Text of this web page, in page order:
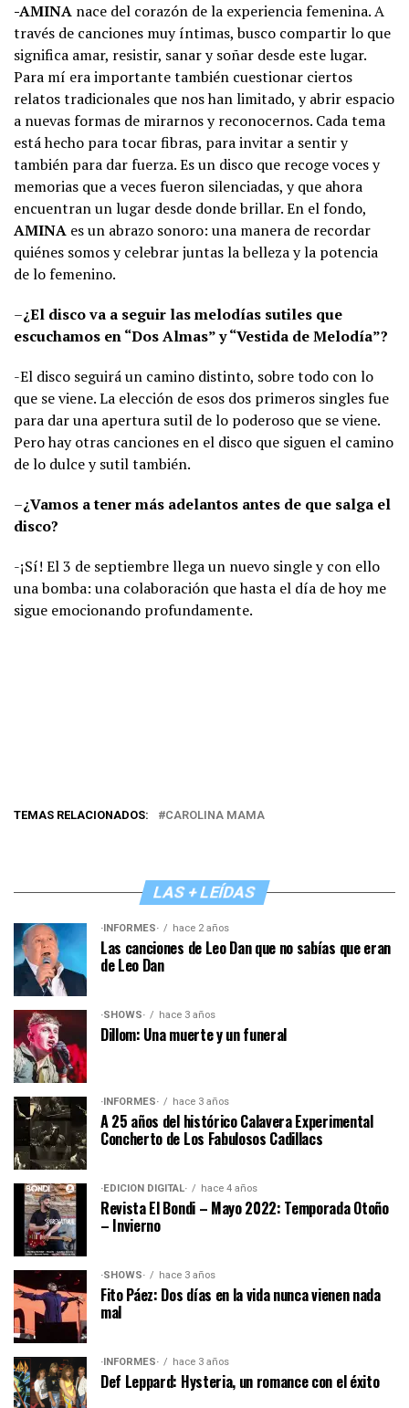
-AMINA nace del corazón de la experiencia femenina. A
través de canciones muy íntimas, busco compartir lo que
significa amar, resistir, sanar y soñar desde este lugar.
Para mí era importante también cuestionar ciertos
relatos tradicionales que nos han limitado, y abrir espacio
a nuevas formas de mirarnos y reconocernos. Cada tema
está hecho para tocar fibras, para invitar a sentir y
también para dar fuerza. Es un disco que recoge voces y
memorias que a veces fueron silenciadas, y que ahora
encuentran un lugar desde donde brillar. En el fondo,
AMINA es un abrazo sonoro: una manera de recordar
quiénes somos y celebrar juntas la belleza y la potencia
de lo femenino.
–¿El disco va a seguir las melodías sutiles que
escuchamos en “Dos Almas” y “Vestida de Melodía”?
-El disco seguirá un camino distinto, sobre todo con lo
que se viene. La elección de esos dos primeros singles fue
para dar una apertura sutil de lo poderoso que se viene.
Pero hay otras canciones en el disco que siguen el camino
de lo dulce y sutil también.
–¿Vamos a tener más adelantos antes de que salga el
disco?
-¡Sí! El 3 de septiembre llega un nuevo single y con ello
una bomba: una colaboración que hasta el día de hoy me
sigue emocionando profundamente.
TEMAS RELACIONADOS: CAROLINA MAMA
LAS + LEÍDAS
·INFORMES· hace 2 años
Las canciones de Leo Dan que no sabías que eran
de Leo Dan
·SHOWS· hace 3 años
Dillom: Una muerte y un funeral
·INFORMES· hace 3 años
A 25 años del histórico Calavera Experimental
Concherto de Los Fabulosos Cadillacs
·EDICIÓN DIGITAL· hace 4 años
Revista El Bondi – Mayo 2022: Temporada Otoño
– Invierno
·SHOWS· hace 3 años
Fito Páez: Dos días en la vida nunca vienen nada
mal
·INFORMES· hace 3 años
Def Leppard: Hysteria, un romance con el éxito